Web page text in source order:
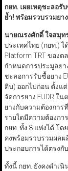
กยท. เผยเหตุชะลอรั
ย้ำ! พร้อมรวบรวมย
นายณรงศักดิ์ ใจสมุท
ประเทศไทย (กยท.)
Platform TRT ของต
กำหนดการประมูลยา
ชะลอการรับซื้อยาง
ดิบ) ออกไปก่อน ตั้งแ
จัดการยาง EUDR ใ
ยางกับความต้องการ
รายใดมีความต้องกา
กยท. ทั้ง 8 แห่งได้ โ
คงพร้อมรวบรวมผลผ
ประกอบการได้ตรงกั
ทั้งนี้ กยท. ยังคงดำเ